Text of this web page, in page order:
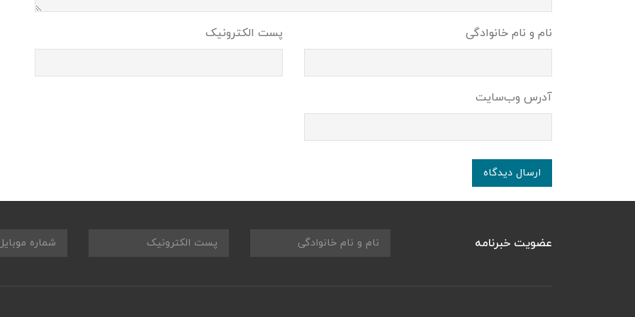
نام و نام خانوادگی پست الکترونیک
آدرس وب‌سایت
ارسال دیدگاه
عضویت خبرنامه